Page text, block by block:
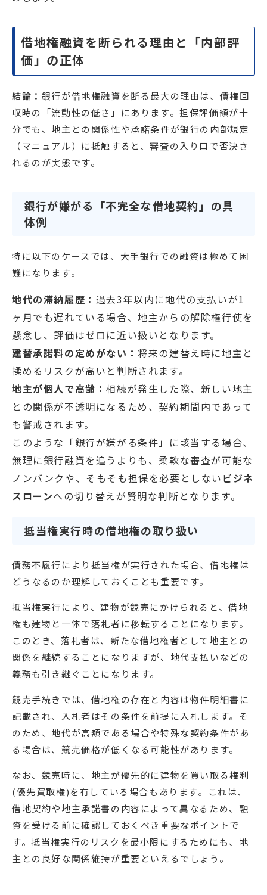
借地権融資を断られる理由と「内部評
価」の正体
結論： 銀行が借地権融資を断る最大の理由は、債権回
収時の「流動性の低さ」にあります。担保評価額が十
分でも、地主との関係性や承諾条件が銀行の内部規定
（マニュアル）に抵触すると、審査の入り口で否決さ
れるのが実態です。
銀行が嫌がる「不完全な借地契約」の具
体例
特に以下のケースでは、大手銀行での融資は極めて困
難になります。
地代の滞納履歴： 過去3年以内に地代の支払いが1
ヶ月でも遅れている場合、地主からの解除権行使を
懸念し、評価はゼロに近い扱いとなります。
建替承諾料の定めがない： 将来の建替え時に地主と
揉めるリスクが高いと判断されます。
地主が個人で高齢：相続が発生した際、新しい地主
との関係が不透明になるため、契約期間内であって
も警戒されます。
このような「銀行が嫌がる条件」に該当する場合、
無理に銀行融資を追うよりも、柔軟な審査が可能な
ノンバンクや、そもそも担保を必要としない ビジネ
スローンへの切り替えが賢明な判断となります。
抵当権実行時の借地権の取り扱い
債務不履行により抵当権が実行された場合、借地権は
どうなるのか理解しておくことも重要です。
抵当権実行により、建物が競売にかけられると、借地
権も建物と一体で落札者に移転することになります。
このとき、落札者は、新たな借地権者として地主との
関係を継続することになりますが、地代支払いなどの
義務も引き継ぐことになります。
競売手続きでは、借地権の存在と内容は物件明細書に
記載され、入札者はその条件を前提に入札します。そ
のため、地代が高額である場合や特殊な契約条件があ
る場合は、競売価格が低くなる可能性があります。
なお、競売時に、地主が優先的に建物を買い取る権利
(優先買取権)を有している場合もあります。これは、
借地契約や地主承諾書の内容によって異なるため、融
資を受ける前に確認しておくべき重要なポイントで
す。抵当権実行のリスクを最小限にするためにも、地
主との良好な関係維持が重要といえるでしょう。